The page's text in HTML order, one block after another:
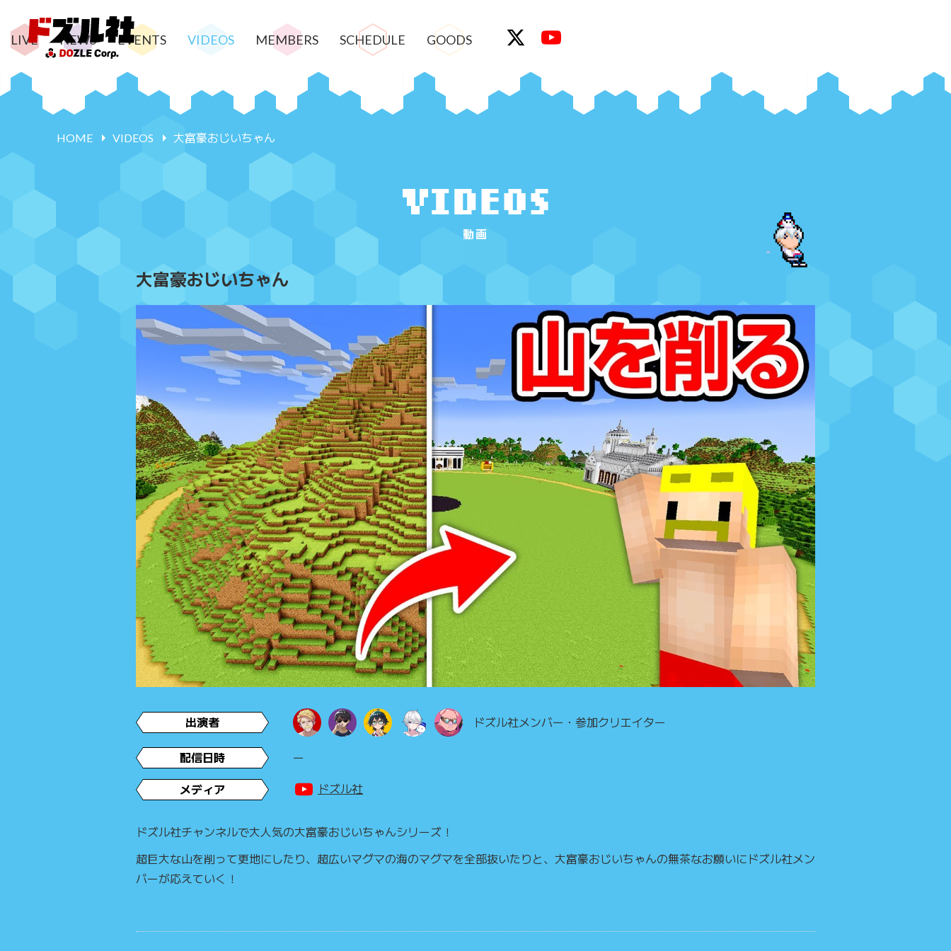
LIVE NEWS EVENTS VIDEOS MEMBERS SCHEDULE GOODS
HOME VIDEOS 大富豪おじいちゃん
動画
大富豪おじいちゃん
出演者 ドズル社メンバー・参加クリエイター
配信日時 ー
メディア ドズル社
ドズル社チャンネルで大人気の大富豪おじいちゃんシリーズ！
超巨大な山を削って更地にしたり、超広いマグマの海のマグマを全部抜いたりと、大富豪おじいちゃんの無茶なお願いにドズル社メン
バーが応えていく！